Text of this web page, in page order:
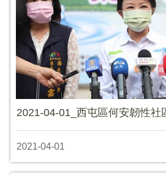
2021-04-01_西屯區何安韌性社
2021-04-01